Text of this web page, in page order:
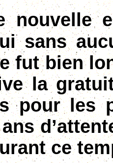
nouvelle
sans
fut bien
la
pour les
ce